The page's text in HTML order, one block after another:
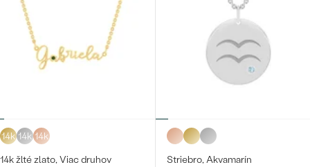
14k 14k 14k
14k žlté zlato, Viac druhov Striebro, Akvamarín